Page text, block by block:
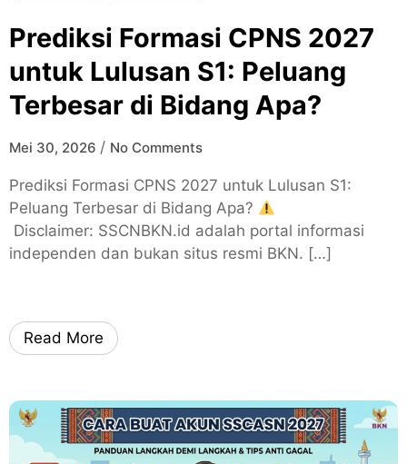
Prediksi Formasi CPNS 2027
untuk Lulusan S1: Peluang
Terbesar di Bidang Apa?
Mei 30, 2026 / No Comments
Prediksi Formasi CPNS 2027 untuk Lulusan S1:
Peluang Terbesar di Bidang Apa?
Disclaimer: SSCNBKN.id adalah portal informasi
independen dan bukan situs resmi BKN. […]
Read More